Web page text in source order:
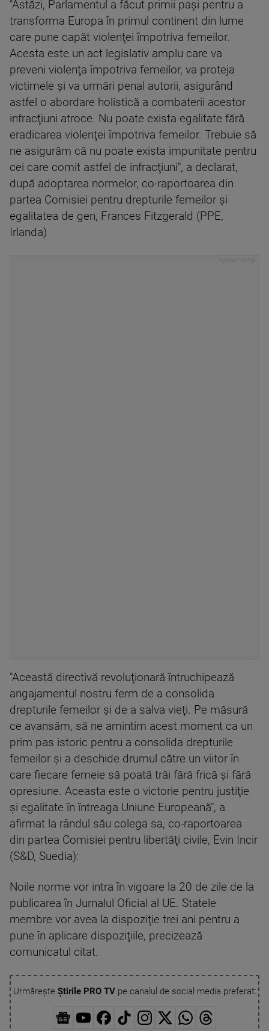
"Astăzi, Parlamentul a făcut primii paşi pentru a
transforma Europa în primul continent din lume
care pune capăt violenţei împotriva femeilor.
Acesta este un act legislativ amplu care va
preveni violenţa împotriva femeilor, va proteja
victimele şi va urmări penal autorii, asigurând
astfel o abordare holistică a combaterii acestor
infracţiuni atroce. Nu poate exista egalitate fără
eradicarea violenţei împotriva femeilor. Trebuie să
ne asigurăm că nu poate exista impunitate pentru
cei care comit astfel de infracţiuni", a declarat,
după adoptarea normelor, co-raportoarea din
partea Comisiei pentru drepturile femeilor şi
egalitatea de gen, Frances Fitzgerald (PPE,
Irlanda)
"Această directivă revoluţionară întruchipează
angajamentul nostru ferm de a consolida
drepturile femeilor şi de a salva vieţi. Pe măsură
ce avansăm, să ne amintim acest moment ca un
prim pas istoric pentru a consolida drepturile
femeilor şi a deschide drumul către un viitor în
care fiecare femeie să poată trăi fără frică şi fără
opresiune. Aceasta este o victorie pentru justiţie
şi egalitate în întreaga Uniune Europeană", a
afirmat la rândul său colega sa, co-raportoarea
din partea Comisiei pentru libertăţi civile, Evin Incir
(S&D, Suedia):
Noile norme vor intra în vigoare la 20 de zile de la
publicarea în Jurnalul Oficial al UE. Statele
membre vor avea la dispoziţie trei ani pentru a
pune în aplicare dispoziţiile, precizează
comunicatul citat.
Urmărește Știrile PRO TVpe canalul de social media preferat: